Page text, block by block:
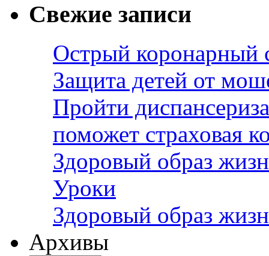
Свежие записи
Острый коронарный
Защита детей от
Пройти
поможет страховая
Здоровый образ
Уроки
Здоровый образ
Архивы